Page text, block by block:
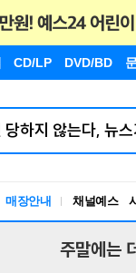
CD/LP DVD/BD
매장안내 채널예스
주말에는